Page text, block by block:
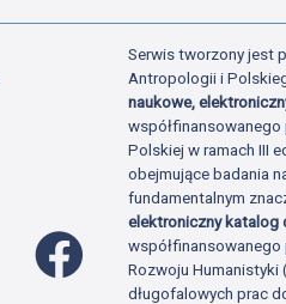
Profil Facebook
Serwis tworzony jest
Antropologii i
naukowe,
Polskiej w ramach III
obejmujące badania
fundamentalnym
elektroniczny katalog
Rozwoju
długofalowych prac